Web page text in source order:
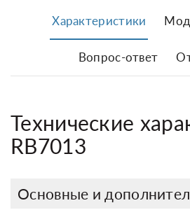
Характеристики
Вопрос-ответ
Технические
RB7013
Основные и